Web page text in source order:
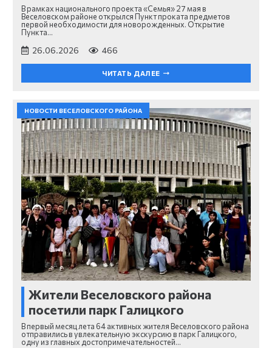
В рамках национального проекта «Семья» 27 мая в
Веселовском районе открылся Пункт проката предметов
первой необходимости для новорожденных. Открытие
Пункта…
26.06.2026 466
ЧИТАТЬ ДАЛЕЕ
НОВОСТИ ВЕСЕЛОВСКОГО РАЙОНА
Жители Веселовского района
посетили парк Галицкого
В первый месяц лета 64 активных жителя Веселовского района
отправились в увлекательную экскурсию в парк Галицкого,
одну из главных достопримечательностей…